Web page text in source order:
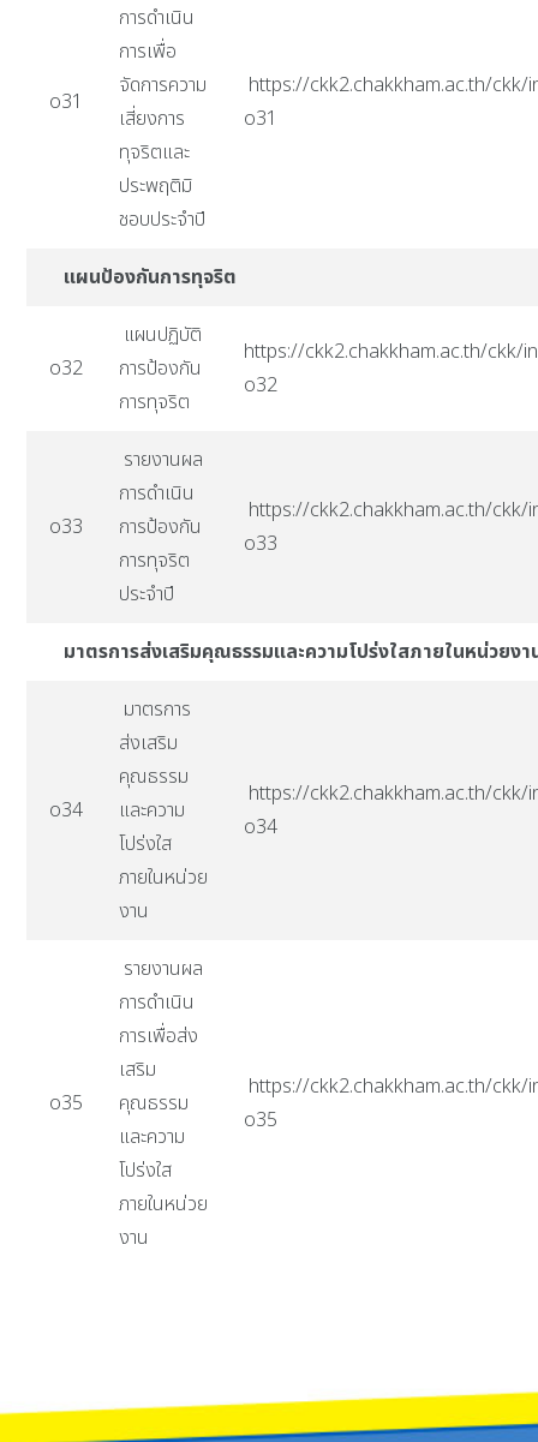
o31
การดำเนิน
การเพื่อ
จัดการความ
เสี่ยงการ
ทุจริตและ
ประพฤติมิ
ชอบประจำปี
https://ckk2.chakkham.ac.th/
o31
แผนป้องกันการทุจริต
o32
แผนปฏิบัติ
การป้องกัน
การทุจริต
https://ckk2.chakkham.ac.th/
o32
o33
รายงานผล
การดำเนิน
การป้องกัน
การทุจริต
ประจำปี
https://ckk2.chakkham.ac.th/
o33
มาตรการส่งเสริมคุณธรรมและความโปร่งใสภายในหน่วยงา
o34
มาตรการ
ส่งเสริม
คุณธรรม
และความ
โปร่งใส
ภายในหน่วย
งาน
https://ckk2.chakkham.ac.th/
o34
o35
รายงานผล
การดำเนิน
การเพื่อส่ง
เสริม
คุณธรรม
และความ
โปร่งใส
ภายในหน่วย
งาน
https://ckk2.chakkham.ac.th/
o35